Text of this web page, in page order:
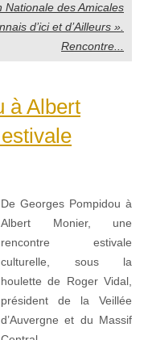
des Amicales
d’ici et d’Ailleurs ».
Rencontre...
à Albert
De Georges Pompidou à
Albert Monier, une
rencontre estivale
culturelle, sous la
houlette de Roger Vidal,
président de la Veillée
d’Auvergne et du Massif